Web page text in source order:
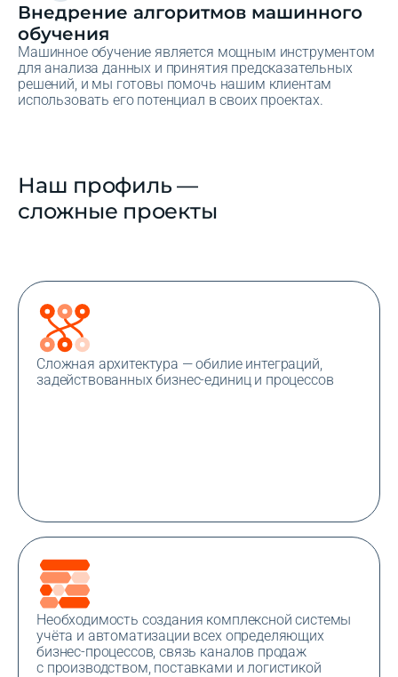
Внедрение алгоритмов машинного
обучения
Машинное обучение является мощным инструментом
для анализа данных и принятия предсказательных
решений, и мы готовы помочь нашим клиентам
использовать его потенциал в своих проектах.
Наш профиль —
сложные проекты
Сложная архитектура — обилие интеграций,
задействованных бизнес-единиц и процессов
Необходимость создания комплексной системы
учёта и автоматизации всех определяющих
бизнес-процессов, связь каналов продаж
с производством, поставками и логистикой